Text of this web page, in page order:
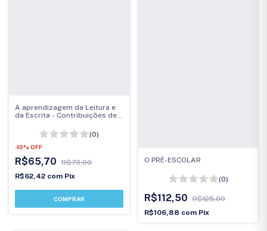
A aprendizagem da Leitura e
da Escrita - Contribuições de
(0)
-10% OFF
R$65,70
R$73,00
R$62,42 com Pix
O PRÉ-ESCOLAR
(0)
R$112,50
R$125,00
R$106,88 com Pix